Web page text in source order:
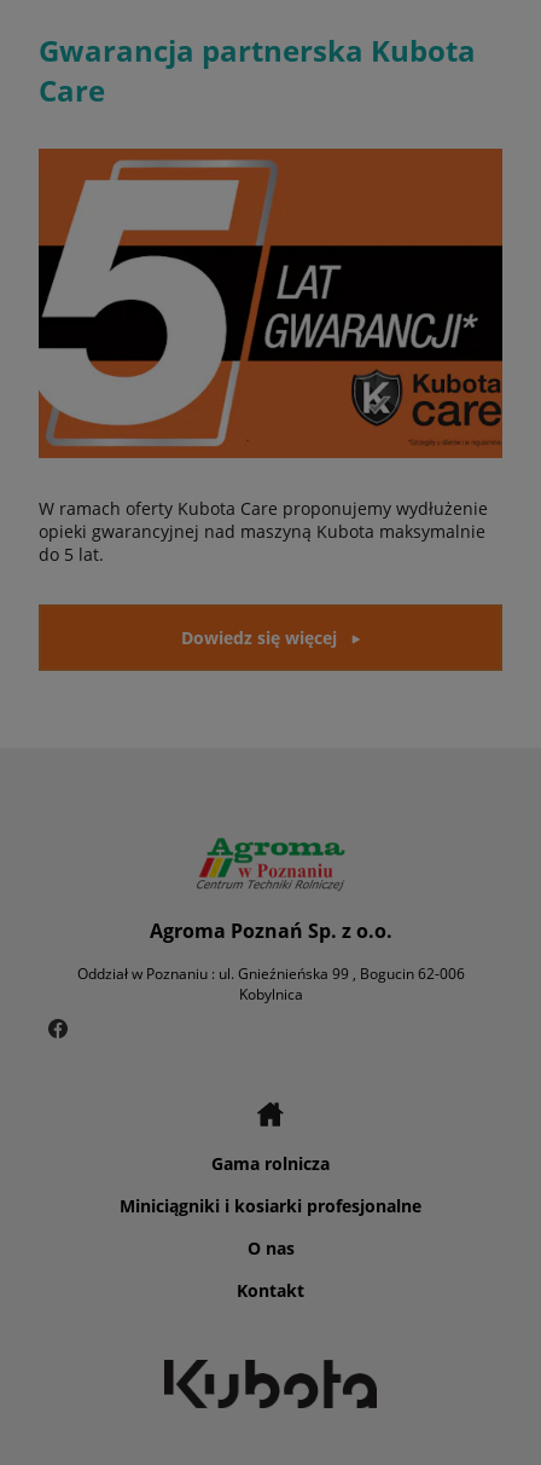
Gwarancja partnerska Kubota
Care
W ramach oferty Kubota Care proponujemy wydłużenie
opieki gwarancyjnej nad maszyną Kubota maksymalnie
do 5 lat.
Dowiedz się więcej
Agroma Poznań Sp. z o.o.
Oddział w Poznaniu : ul. Gnieźnieńska 99 , Bogucin 62-006
Kobylnica
Gama rolnicza
Miniciągniki i kosiarki profesjonalne
O nas
Kontakt